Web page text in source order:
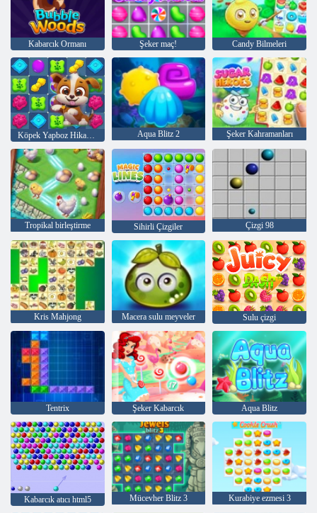
Kabarcık Ormanı Şeker maç! Candy Bilmeleri
Aqua Blitz 2 Şeker Kahramanları
Tropikal birleştirme Sihirli Çizgiler Çizgi 98
Kris Mahjong Macera sulu meyveler Sulu çizgi
Tentrix Şeker Kabarcık Aqua Blitz
Kabarcık atıcı html5 Mücevher Blitz 3 Kurabiye ezmesi 3